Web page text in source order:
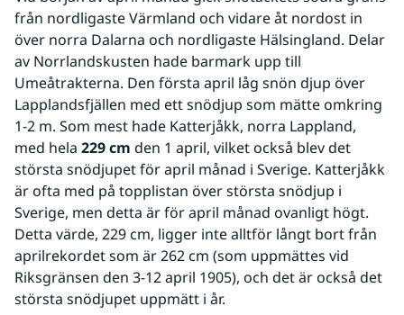
från nordligaste Värmland och vidare åt nordost in
över norra Dalarna och nordligaste Hälsingland. Delar
av Norrlandskusten hade barmark upp till
Umeåtrakterna. Den första april låg snön djup över
Lapplandsfjällen med ett snödjup som mätte omkring
1-2 m. Som mest hade Katterjåkk, norra Lappland,
med hela 229 cm den 1 april, vilket också blev det
största snödjupet för april månad i Sverige. Katterjåkk
är ofta med på topplistan över största snödjup i
Sverige, men detta är för april månad ovanligt högt.
Detta värde, 229 cm, ligger inte alltför långt bort från
aprilrekordet som är 262 cm (som uppmättes vid
Riksgränsen den 3-12 april 1905), och det är också det
största snödjupet uppmätt i år.